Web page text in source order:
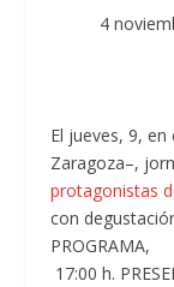
4
El jueves, 9, en
Zaragoza–,
protagonistas
con
PROGRAMA,
17:00 h.